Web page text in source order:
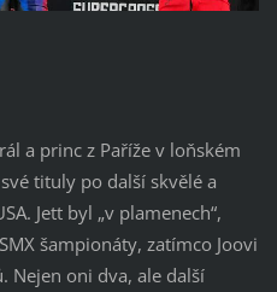
a princ z Paříže v loňském
tituly po další skvělé a
Jett byl „v plamenech“,
šampionáty, zatímco Joovi
Nejen oni dva, ale další